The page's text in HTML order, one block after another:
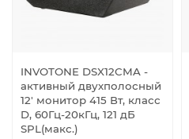
INVOTONE DSX12CMA -
активный двухполосный
12' монитор 415 Вт, класс
D, 60Гц-20кГц, 121 дБ
SPL(макс.)